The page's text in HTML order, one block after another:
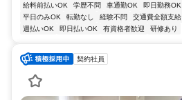
給料前払いOK
学歴不問 車通勤OK 即日勤務OK
平日のみOK
転勤なし 経験不問 交通費全額支給
週払いOK
即日払いOK 有資格者歓迎 研修あり
契約社員